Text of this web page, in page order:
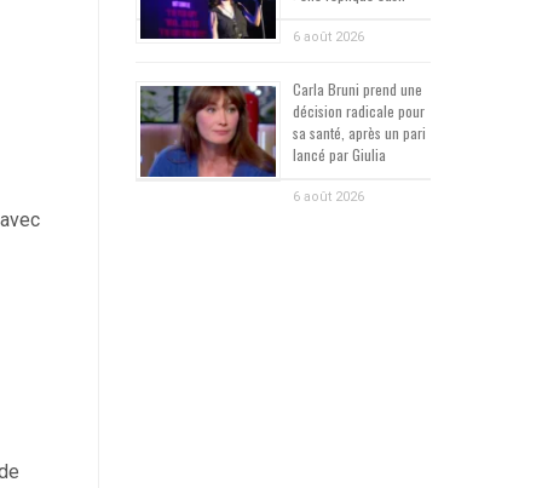
6 août 2026
Carla Bruni prend une
décision radicale pour
sa santé, après un pari
lancé par Giulia
6 août 2026